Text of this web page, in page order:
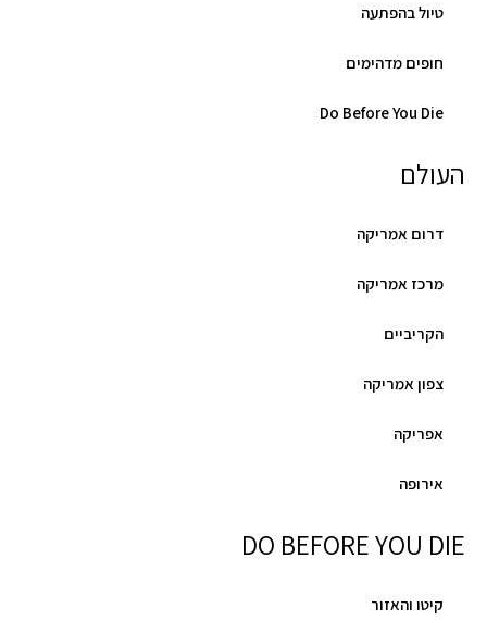
טיול בהפתעה
חופים מדהימים
Do Before You Die
העולם
דרום אמריקה
מרכז אמריקה
הקריביים
צפון אמריקה
אפריקה
אירופה
DO BEFORE YOU DIE
קיטו והאזור